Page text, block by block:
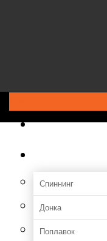
ГЛАВНАЯ
Спиннинг
Донка
Поплавок